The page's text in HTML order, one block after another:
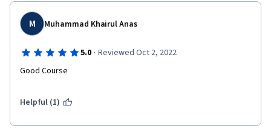
M Muhammad Khairul Anas
5.0 · Reviewed Oct 2, 2022
Good Course
Helpful (1)